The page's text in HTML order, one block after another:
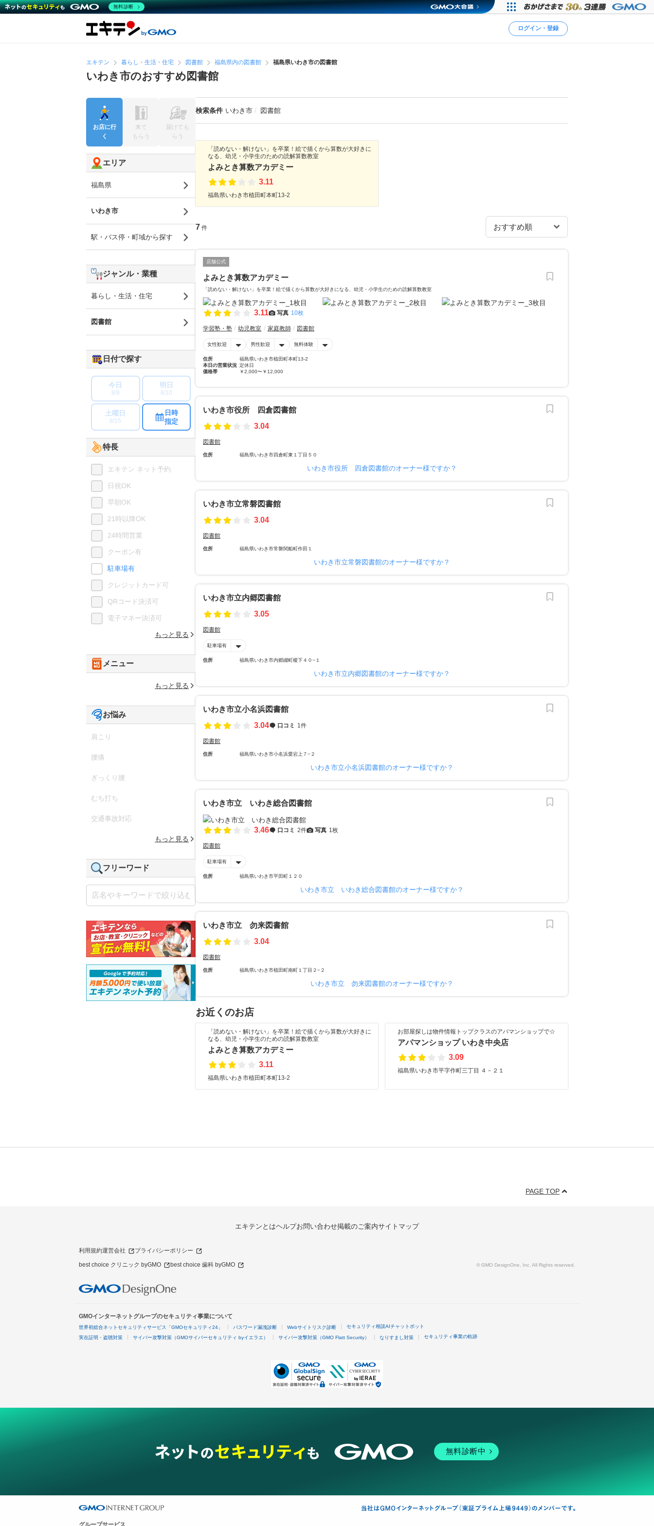
ログイン・登録
エキテン 暮らし・生活・住宅 図書館 福島県内の図書館 福島県いわき市の図書館
いわき市のおすすめ図書館
検索条件 いわき市 図書館
「読めない・解けない」を卒業！絵で描くから算数が大好きに
なる、幼児・小学生のための読解算数教室
よみとき算数アカデミー
3.11
福島県いわき市植田町本町13-2
7 件
店舗公式
よみとき算数アカデミー
「読めない・解けない」を卒業！絵で描くから算数が大好きになる、幼児・小学生のための読解算数教室
3.11 写真 10枚
学習塾・塾 幼児教室 家庭教師 図書館
女性歓迎 男性歓迎 無料体験
住所
福島県いわき市植田町本町13-2
本日の営業状況 定休日
価格帯
￥2,000〜￥12,000
いわき市役所 四倉図書館
3.04
図書館
住所 福島県いわき市四倉町東１丁目５０
いわき市役所 四倉図書館のオーナー様ですか？
いわき市立常磐図書館
3.04
図書館
住所 福島県いわき市常磐関船町作田１
いわき市立常磐図書館のオーナー様ですか？
いわき市立内郷図書館
3.05
図書館
駐車場有
住所 福島県いわき市内郷綴町榎下４０−１
いわき市立内郷図書館のオーナー様ですか？
いわき市立小名浜図書館
3.04
口コミ 1件
図書館
住所 福島県いわき市小名浜愛宕上７−２
いわき市立小名浜図書館のオーナー様ですか？
いわき市立 いわき総合図書館
3.46 口コミ 2件 写真 1枚
図書館
駐車場有
住所 福島県いわき市平田町１２０
いわき市立 いわき総合図書館のオーナー様ですか？
いわき市立 勿来図書館
3.04
図書館
住所 福島県いわき市植田町南町１丁目２−２
いわき市立 勿来図書館のオーナー様ですか？
お近くのお店
「読めない・解けない」を卒業！絵で描くから算数が大好きに
なる、幼児・小学生のための読解算数教室
よみとき算数アカデミー
3.11
福島県いわき市植田町本町13-2
お部屋探しは物件情報トップクラスのアパマンショップで☆
アパマンショップ いわき中央店
3.09
福島県いわき市平字作町三丁目 ４－２１
お店に行
く
来て
もらう
届けても
らう
エリア
福島県
いわき市
駅・バス停・町域から探す
ジャンル・業種
暮らし・生活・住宅
図書館
日付で探す
今日
8/9
明日
8/10
土曜日
8/15
日時
指定
特長
エキテン ネット予約
日祝OK
早朝OK
21時以降OK
24時間営業
クーポン有
駐車場有
クレジットカード可
QRコード決済可
電子マネー決済可
もっと見る
メニュー
もっと見る
お悩み
肩こり
腰痛
ぎっくり腰
むち打ち
交通事故対応
もっと見る
フリーワード
PAGE TOP
エキテンとはヘルプお問い合わせ掲載のご案内サイトマップ
利用規約運営会社 プライバシーポリシー
best choice クリニック byGMO best choice 歯科 byGMO © GMO DesignOne, Inc. All Rights reserved.
GMOインターネットグループのセキュリティ事業について
世界初総合ネットセキュリティサービス「GMOセキュリティ24」 パスワード漏洩診断 Webサイトリスク診断 セキュリティ相談AIチャットボット
実在証明・盗聴対策 サイバー攻撃対策（GMOサイバーセキュリティ byイエラエ） サイバー攻撃対策（GMO Flatt Security） なりすまし対策 セキュリティ事業の軌跡
無料診断中
グループサービス
無料診断